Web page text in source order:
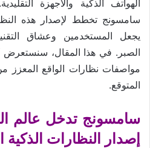
الهواتف الذكية والأجهزة
سامسونج تخطط لإصدار هذه
يجعل المستخدمين وعشاق
الصبر. في هذا المقال،
مواصفات نظارات الواقع المعزز
المتوقع.
سامسونج تدخل عالم
إصدار النظارات